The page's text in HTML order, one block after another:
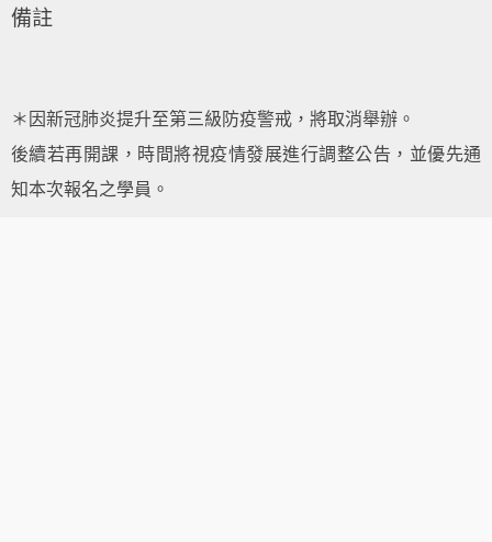
備註
＊因新冠肺炎提升至第三級防疫警戒，將取消舉辦。
後續若再開課，時間將視疫情發展進行調整公告，並優先通
知本次報名之學員。